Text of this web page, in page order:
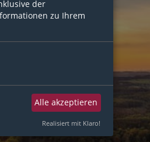
der
zu Ihrem
Alle akzeptieren
Realisiert mit Klaro!